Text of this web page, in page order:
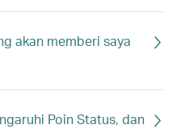
akan memberi saya
Poin Status, dan